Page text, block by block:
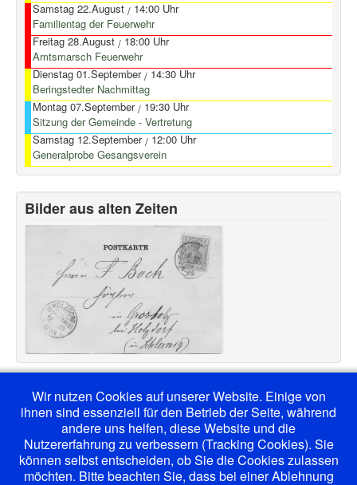
Samstag 22.August / 14:00 Uhr
Familientag der Feuerwehr
Freitag 28.August / 18:00 Uhr
Amtsmarsch Feuerwehr
Dienstag 01.September/ 14:30 Uhr
Beringstedter Nachmittag
Montag 07.September/ 19:30 Uhr
Sitzung der Gemeinde - Vertretung
Samstag 12.September/ 12:00 Uhr
Generalprobe Gesangsverein
Bilder aus alten Zeiten
Wir nutzen Cookies auf unserer Website. Einige von
ihnen sind essenziell für den Betrieb der Seite, während
andere uns helfen, diese Website und die
Nutzererfahrung zu verbessern (Tracking Cookies). Sie
können selbst entscheiden, ob Sie die Cookies zulassen
möchten. Bitte beachten Sie, dass bei einer Ablehnung